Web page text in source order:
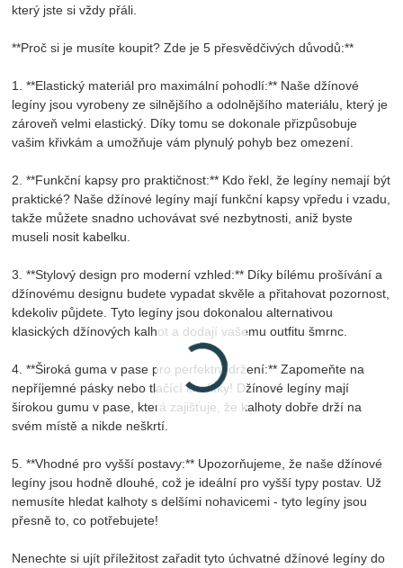
který jste si vždy přáli.
**Proč si je musíte koupit? Zde je 5 přesvědčivých důvodů:**
1. **Elastický materiál pro maximální pohodlí:** Naše džínové
legíny jsou vyrobeny ze silnějšího a odolnějšího materiálu, který je
zároveň velmi elastický. Díky tomu se dokonale přizpůsobuje
vašim křivkám a umožňuje vám plynulý pohyb bez omezení.
2. **Funkční kapsy pro praktičnost:** Kdo řekl, že legíny nemají být
praktické? Naše džínové legíny mají funkční kapsy vpředu i vzadu,
takže můžete snadno uchovávat své nezbytnosti, aniž byste
museli nosit kabelku.
3. **Stylový design pro moderní vzhled:** Díky bílému prošívání a
džínovému designu budete vypadat skvěle a přitahovat pozornost,
kdekoliv půjdete. Tyto legíny jsou dokonalou alternativou
klasických džínových kalhot a dodají vašemu outfitu šmrnc.
4. **Široká guma v pase pro perfektní držení:** Zapomeňte na
nepříjemné pásky nebo tlačící knoflíky! Džínové legíny mají
širokou gumu v pase, která zajišťuje, že kalhoty dobře drží na
svém místě a nikde neškrtí.
5. **Vhodné pro vyšší postavy:** Upozorňujeme, že naše džínové
legíny jsou hodně dlouhé, což je ideální pro vyšší typy postav. Už
nemusíte hledat kalhoty s delšími nohavicemi - tyto legíny jsou
přesně to, co potřebujete!
Nenechte si ujít příležitost zařadit tyto úchvatné džínové legíny do